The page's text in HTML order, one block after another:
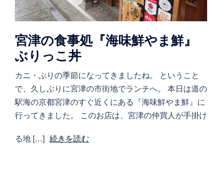
宮津の食事処『海味鮮やま鮮』
ぶりっこ丼
カニ・ぶりの季節になってきましたね。 ということ
で、久しぶりに宮津の市街地でランチへ。 本日は道の
駅海の京都宮津のすぐ近くにある『海味鮮やま鮮』に
行ってきました。 このお店は、宮津の仲買人が手掛け
る地 […] 続きを読む